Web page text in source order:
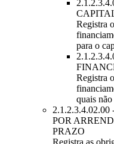
Registra
para o
Registra
quais
POR
PRAZO
Registra as